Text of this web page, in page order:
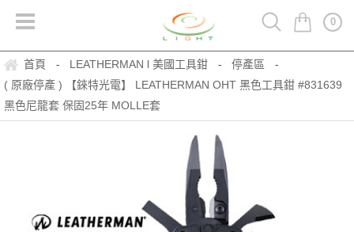
0
首頁 - LEATHERMAN l 美國工具鉗 - 停產區 -
( 原廠停產 ) 【錸特光電】 LEATHERMAN OHT 黑色工具鉗 #831639
黑色尼龍套 保固25年 MOLLE套